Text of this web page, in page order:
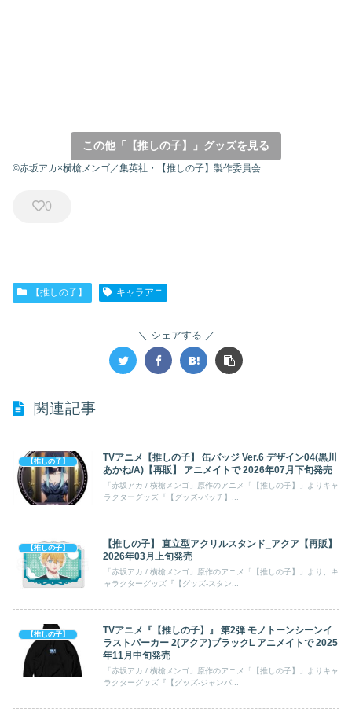
この他「【推しの子】」グッズを見る
©赤坂アカ×横槍メンゴ／集英社・【推しの子】製作委員会
0
【推しの子】 キャラアニ
シェアする
関連記事
【推しの子】
TVアニメ【推しの子】 缶バッジ Ver.6 デザイン04(黒川
あかね/A)【再販】 アニメイトで 2026年07月下旬発売
「赤坂アカ / 横槍メンゴ」原作のアニメ「【推しの子】」よりキャ
ラクターグッズ『【グッズ-バッチ】...
【推しの子】
【推しの子】 直立型アクリルスタンド_アクア【再販】
2026年03月上旬発売
「赤坂アカ / 横槍メンゴ」原作のアニメ「【推しの子】」より、キ
ャラクターグッズ『【グッズ-スタン...
【推しの子】
TVアニメ『【推しの子】』 第2弾 モノトーンシーンイ
ラストパーカー 2(アクア)ブラックL アニメイトで 2025
年11月中旬発売
「赤坂アカ / 横槍メンゴ」原作のアニメ「【推しの子】」よりキャ
ラクターグッズ『【グッズ-ジャンパ...